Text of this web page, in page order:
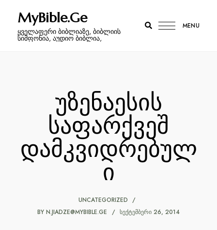
MyBible.Ge
ყველაფერი ბიბლიაზე, ბიბლიის
სიმფონია, აუდიო ბიბლია,
MENU
უზენაესის
საფარქვეშ
დამკვიდრებულ
ი
UNCATEGORIZED
BY N.JIADZE@MYBIBLE.GE ᲡᲔᲥᲢᲔᲛᲑᲔᲠᲘ 26, 2014